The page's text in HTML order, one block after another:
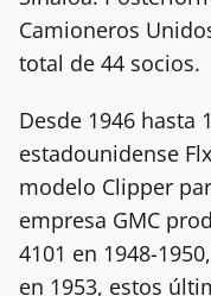
Camioneros
total de 44 socios.
Desde 1946 hasta
estadounidense
modelo Clipper
empresa GMC
4101 en 1948-
en 1953, estos